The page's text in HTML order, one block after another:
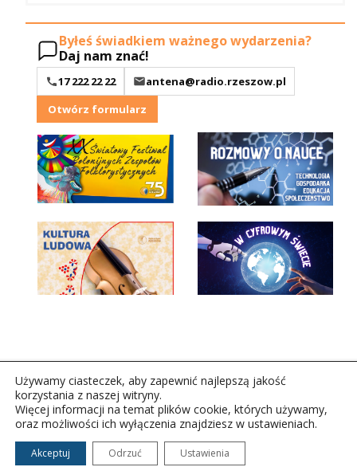
Byłeś świadkiem ważnego wydarzenia?
Daj nam znać!
17 222 22 22
antena@radio.rzeszow.pl
Otwórz formularz
Copyright © 2026Polskie Radio Rzeszów S.A. w likwidacj.
Wszelkie prawa zastrzeżone.
Używamy ciasteczek, aby zapewnić najlepszą jakość
korzystania z naszej witryny.
Więcej informacji na temat plików cookie, których używamy,
oraz możliwości ich wyłączenia znajdziesz w ustawieniach.
Akceptuj Odrzuć Ustawienia